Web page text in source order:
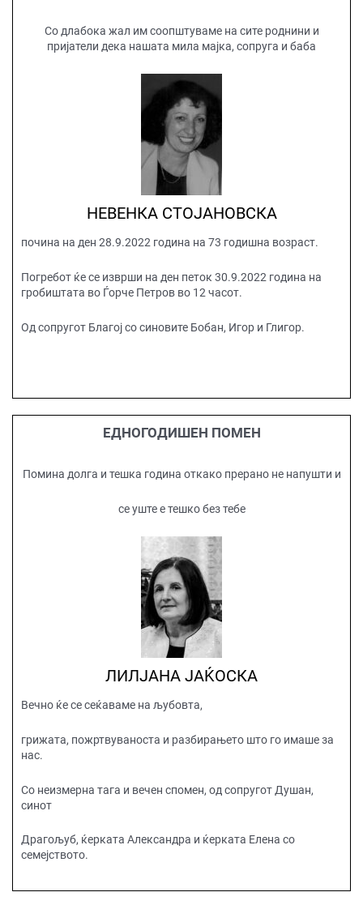
Со длабока жал им соопштуваме на сите роднини и
пријатели дека нашата мила мајка, сопруга и баба
НЕВЕНКА СТОЈАНОВСКА
почина на ден 28.9.2022 година на 73 годишна возраст.
Погребот ќе се изврши на ден петок 30.9.2022 година на
гробиштата во Ѓорче Петров во 12 часот.
Од сопругот Благој со синовите Бобан, Игор и Глигор.
ЕДНОГОДИШЕН ПОМЕН
Помина долга и тешка година откако прерано не напушти и
се уште е тешко без тебе
ЛИЛЈАНА ЈАЌОСКА
Вечно ќе се сеќаваме на љубовта,
грижата, пожртвуваноста и разбирањето што го имаше за
нас.
Со неизмерна тага и вечен спомен, од сопругот Душан,
синот
Драгољуб, ќерката Александра и ќерката Елена со
семејството.